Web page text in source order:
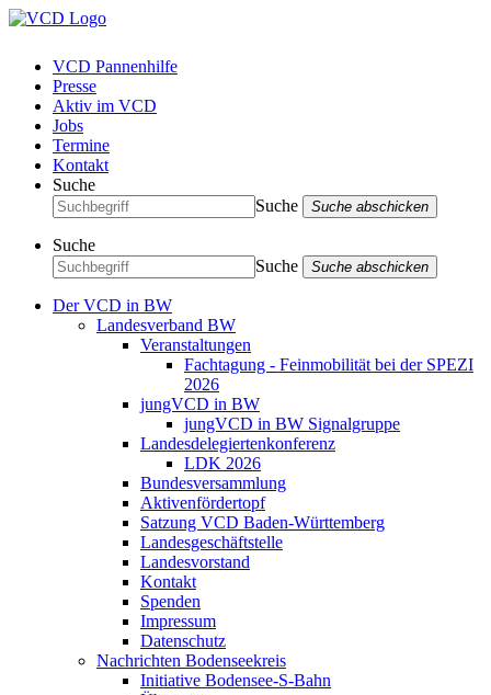
VCD Pannenhilfe
Presse
Aktiv im VCD
Jobs
Termine
Kontakt
Suche
Suche
Suche abschicken
Suche
Suche
Suche abschicken
Der VCD in BW
Landesverband BW
Veranstaltungen
Fachtagung - Feinmobilität bei der SPEZI
2026
jungVCD in BW
jungVCD in BW Signalgruppe
Landesdelegiertenkonferenz
LDK 2026
Bundesversammlung
Aktivenfördertopf
Satzung VCD Baden-Württemberg
Landesgeschäftstelle
Landesvorstand
Kontakt
Spenden
Impressum
Datenschutz
Nachrichten Bodenseekreis
Initiative Bodensee-S-Bahn